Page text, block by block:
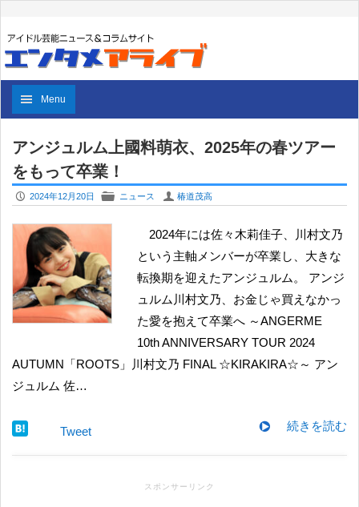
Menu
アンジュルム上國料萌衣、2025年の春ツアー
をもって卒業！
P 2024年12月20日 F ニュース U 椿道茂高
2024年には佐々木莉佳子、川村文乃
という主軸メンバーが卒業し、大きな
転換期を迎えたアンジュルム。 アンジ
ュルム川村文乃、お金じゃ買えなかっ
た愛を抱えて卒業へ ～ANGERME
10th ANNIVERSARY TOUR 2024
AUTUMN「ROOTS」川村文乃 FINAL ☆KIRAKIRA☆～ アン
ジュルム 佐…
続きを読む
Tweet
スポンサーリンク